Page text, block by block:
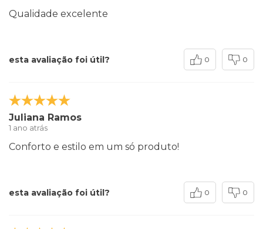
Qualidade excelente
esta avaliação foi útil? 0 0
Juliana Ramos
1 ano atrás
Conforto e estilo em um só produto!
esta avaliação foi útil? 0 0